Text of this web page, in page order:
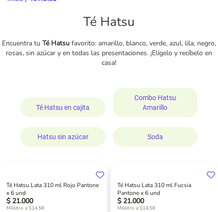
Té Hatsu
Encuentra tu Té Hatsu favorito: amarillo, blanco, verde, azul, lila, negro,
rosas, sin azúcar y en todas las presentaciones. ¡Elígelo y recíbelo en
casa!
Té Hatsu en cajita
Combo Hatsu
Amarillo
Hatsu sin azúcar Soda
Té Hatsu Lata 310 ml Rojo Pantone
x 6 und
$ 21.000
Mililitro a $14,58
Té Hatsu Lata 310 ml Fucsia
Pantone x 6 und
$ 21.000
Mililitro a $14,58